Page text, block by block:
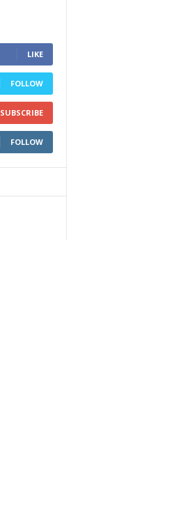
LIKE
FOLLOW
SUBSCRIBE
FOLLOW